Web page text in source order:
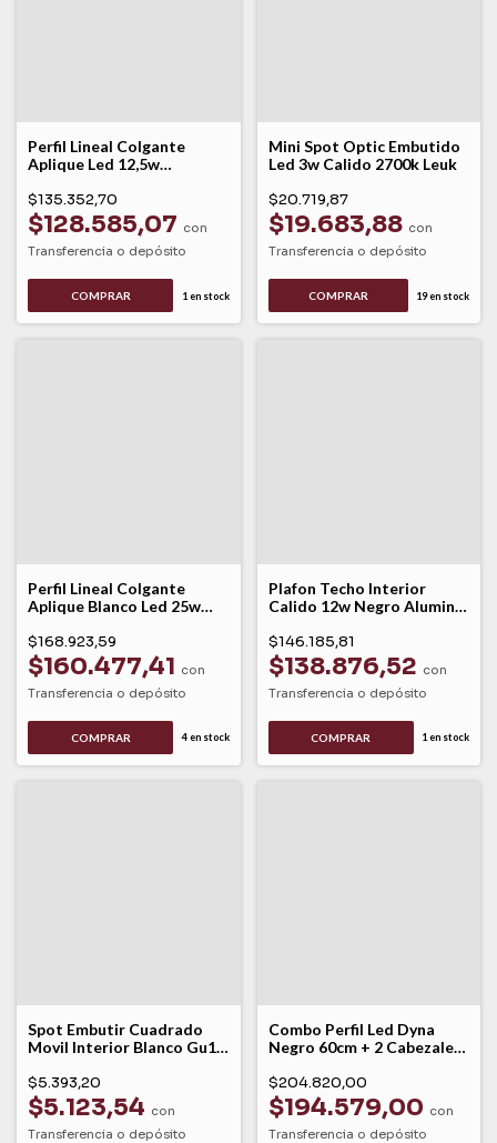
Perfil Lineal Colgante
Aplique Led 12,5w
$135.352,70
$128.585,07 con
Transferencia o depósito
COMPRAR 1 en stock
Mini Spot Optic Embutido
Led 3w Calido 2700k Leuk
$20.719,87
$19.683,88 con
Transferencia o depósito
19en stock
Perfil Lineal Colgante
Aplique Blanco Led 25w
$168.923,59
$160.477,41 con
Transferencia o depósito
COMPRAR 4en stock
Plafon Techo Interior
Calido 12w Negro Aluminio
$146.185,81
$138.876,52 con
Transferencia o depósito
1 en stock
Spot Embutir Cuadrado
Movil Interior Blanco Gu10
$5.393,20
$5.123,54 con
Transferencia o depósito
Combo Perfil Led Dyna
Negro 60cm + 2 Cabezales
$204.820,00
$194.579,00 con
Transferencia o depósito